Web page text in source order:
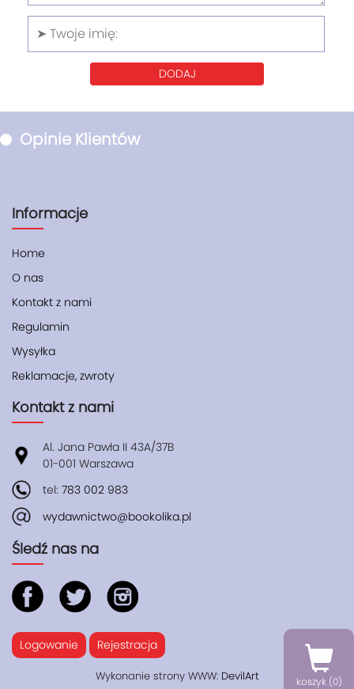
koszyk (0)
DODAJ
Opinie Klientów
Informacje
Home
O nas
Kontakt z nami
Regulamin
Wysyłka
Reklamacje, zwroty
Kontakt z nami
Al. Jana Pawła II 43A/37B
01-001 Warszawa
tel: 783 002 983
wydawnictwo@bookolika.pl
Śledź nas na
Logowanie Rejestracja
Wykonanie strony WWW: DevilArt